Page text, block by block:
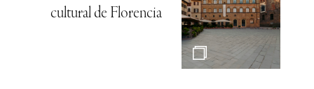
cultural de Florencia